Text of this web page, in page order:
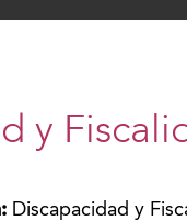
y
Discapacidad y